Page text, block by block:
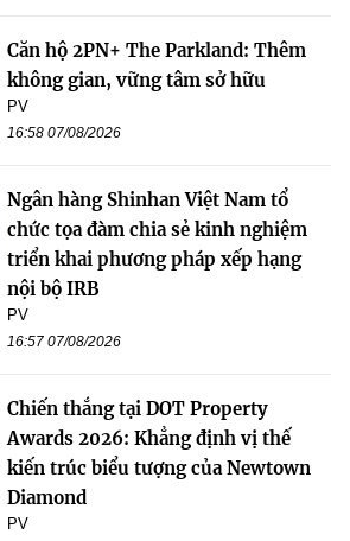
Căn hộ 2PN+ The Parkland: Thêm
không gian, vững tâm sở hữu
PV
16:58 07/08/2026
Ngân hàng Shinhan Việt Nam tổ
chức tọa đàm chia sẻ kinh nghiệm
triển khai phương pháp xếp hạng
nội bộ IRB
PV
16:57 07/08/2026
Chiến thắng tại DOT Property
Awards 2026: Khẳng định vị thế
kiến trúc biểu tượng của Newtown
Diamond
PV